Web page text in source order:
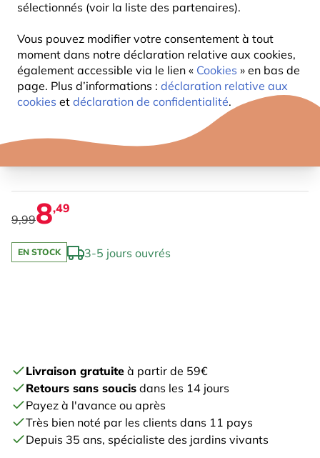
sélectionnés (voir la liste des partenaires).
Vous pouvez modifier votre consentement à tout
moment dans notre déclaration relative aux cookies,
également accessible via le lien « Cookies » en bas de
page. Plus d’informations : déclaration relative aux
cookies et déclaration de confidentialité.
PELUCHE AGNEAU
9,998,49
EN STOCK 3-5 jours ouvrés
Livraison gratuite à partir de 59€
Retours sans soucis dans les 14 jours
Payez à l'avance ou après
Très bien noté par les clients dans 11 pays
Depuis 35 ans, spécialiste des jardins vivants